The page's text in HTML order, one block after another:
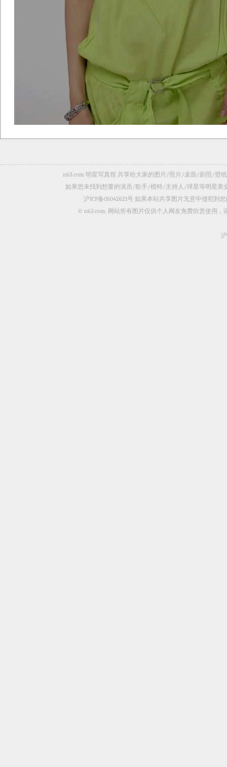
n63.com 明星写真馆 共享给大家的图片/照片/桌面/剧照/壁
如果您未找到想要的演员/歌手/模特/主持人/球星等明星美
沪ICP备05042621号 如果本站共享图片无意中侵犯到
© n63.com. 网站所有图片仅供个人网友免费欣赏使用